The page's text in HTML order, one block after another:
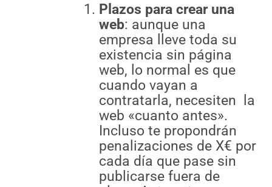
Plazos para crear una
web: aunque una
empresa lleve toda su
existencia sin página
web, lo normal es que
cuando vayan a
contratarla, necesiten la
web «cuanto antes».
Incluso te propondrán
penalizaciones de X€ por
cada día que pase sin
publicarse fuera de